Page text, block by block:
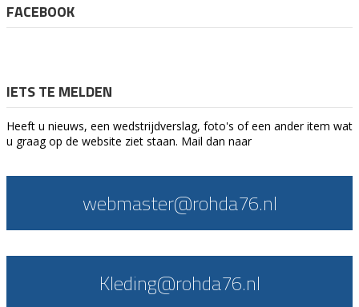
FACEBOOK
IETS TE MELDEN
Heeft u nieuws, een wedstrijdverslag, foto's of een ander item wat
u graag op de website ziet staan. Mail dan naar
webmaster@rohda76.nl
Kleding@rohda76.nl